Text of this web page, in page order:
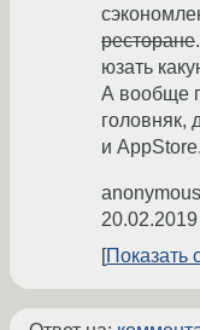
ресторане
юзать
А вообще
головняк,
и AppStore.
anonymous
Показать